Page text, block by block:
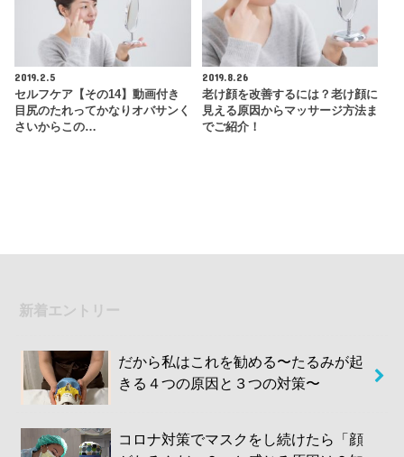
2019.2.5
セルフケア【その14】動画付き
目尻のたれってかなりオバサンく
さいからこの…
2019.8.26
老け顔を改善するには？老け顔に
見える原因からマッサージ方法ま
でご紹介！
新着エントリー
だから私はこれを勧める〜たるみが起
きる４つの原因と３つの対策〜
コロナ対策でマスクをし続けたら「顔